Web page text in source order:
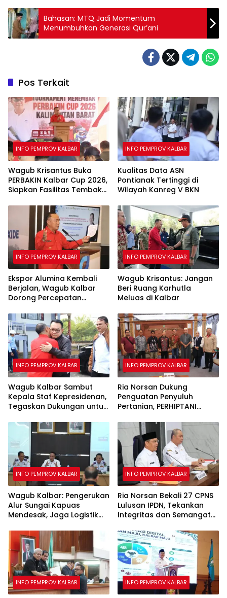
Bahasan: MTQ Jadi Momentum
Menumbuhkan Generasi Qur’ani
Pos Terkait
INFO PEMPROV KALBAR
Wagub Krisantus Buka
PERBAKIN Kalbar Cup 2026,
Siapkan Fasilitas Tembak
INFO PEMPROV KALBAR
Kualitas Data ASN
Pontianak Tertinggi di
Wilayah Kanreg V BKN
INFO PEMPROV KALBAR
Ekspor Alumina Kembali
Berjalan, Wagub Kalbar
Dorong Percepatan
INFO PEMPROV KALBAR
Wagub Krisantus: Jangan
Beri Ruang Karhutla
Meluas di Kalbar
INFO PEMPROV KALBAR
Wagub Kalbar Sambut
Kepala Staf Kepresidenan,
Tegaskan Dukungan untuk
INFO PEMPROV KALBAR
Ria Norsan Dukung
Penguatan Penyuluh
Pertanian, PERHIPTANI
untuk Tingkatkan Produksi
INFO PEMPROV KALBAR
Wagub Kalbar: Pengerukan
Alur Sungai Kapuas
Mendesak, Jaga Logistik
INFO PEMPROV KALBAR
Ria Norsan Bekali 27 CPNS
Lulusan IPDN, Tekankan
Integritas dan Semangat
INFO PEMPROV KALBAR INFO PEMPROV KALBAR